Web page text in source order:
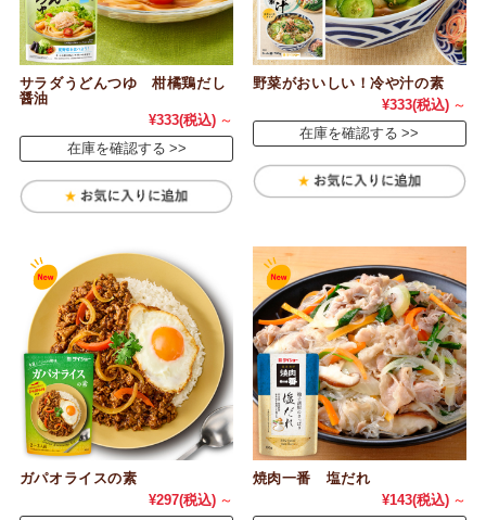
サラダうどんつゆ 柑橘鶏だし
醤油
¥333(税込) ～
在庫を確認する
野菜がおいしい！冷や汁の素
¥333(税込) ～
在庫を確認する
ガパオライスの素
¥297(税込) ～
焼肉一番 塩だれ
¥143(税込) ～